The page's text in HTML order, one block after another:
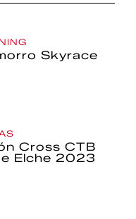
Skyrace
Cross CTB
Elche 2023